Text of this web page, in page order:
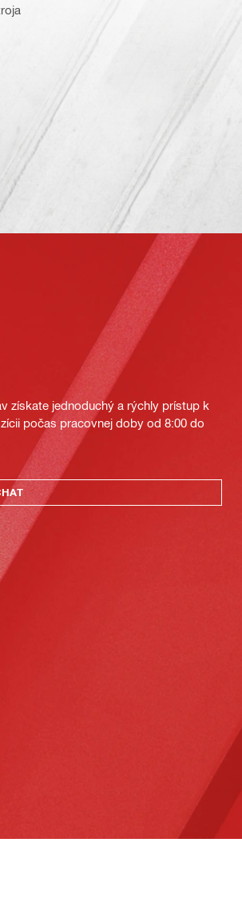
získate jednoduchý a rýchly prístup k
počas pracovnej doby od 8:00 do